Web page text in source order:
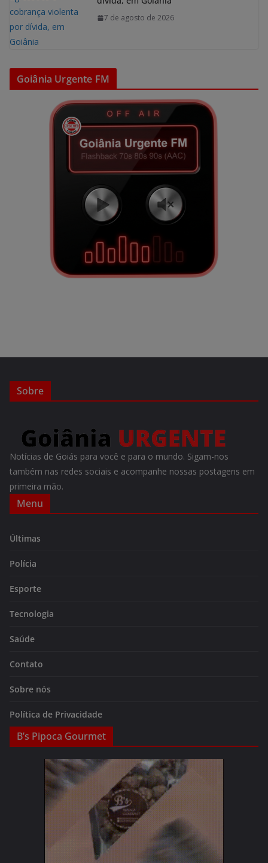
7 de agosto de 2026
Goiânia Urgente FM
Sobre
Notícias de Goiás para você e para o mundo. Sigam-nos
também nas redes sociais e acompanhe nossas postagens em
primeira mão.
Menu
Últimas
Polícia
Esporte
Tecnologia
Saúde
Contato
Sobre nós
Política de Privacidade
B’s Pipoca Gourmet